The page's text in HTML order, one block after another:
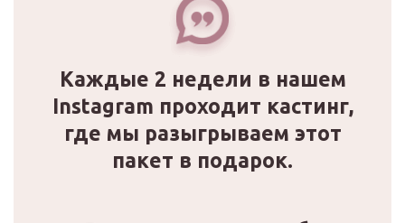
Каждые 2 недели в нашем
Instagram проходит кастинг,
где мы разыгрываем этот
пакет в подарок.